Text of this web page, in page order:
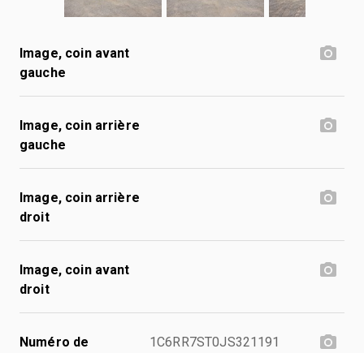
Image, coin avant
gauche
Image, coin arrière
gauche
Image, coin arrière
droit
Image, coin avant
droit
Numéro de
1C6RR7ST0JS321191